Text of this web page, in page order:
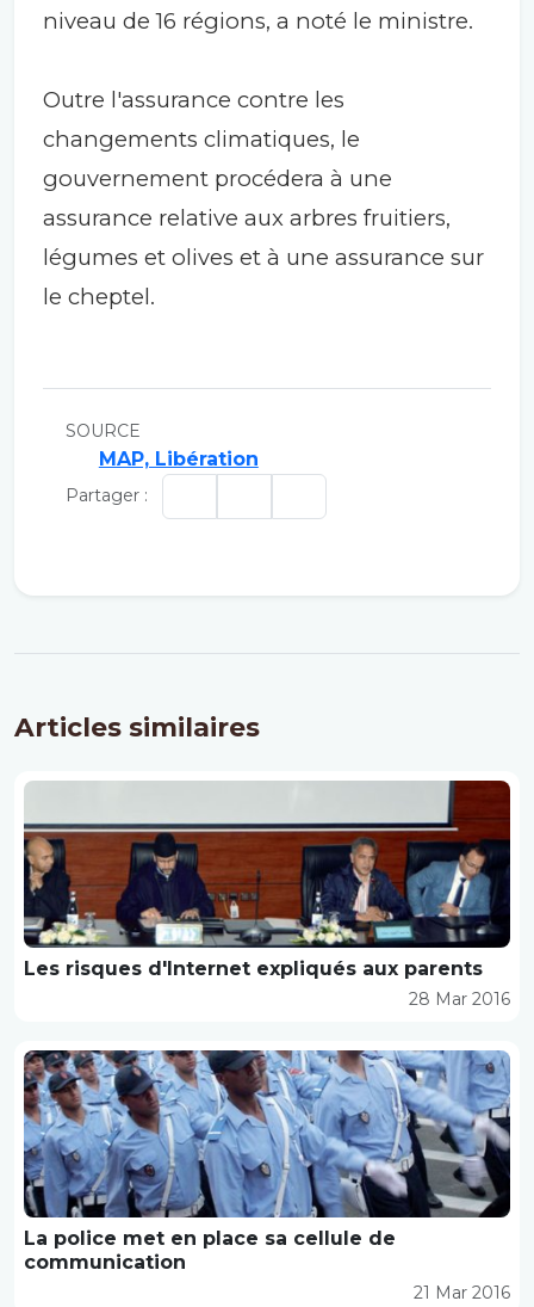
niveau de 16 régions, a noté le ministre.
Outre l'assurance contre les
changements climatiques, le
gouvernement procédera à une
assurance relative aux arbres fruitiers,
légumes et olives et à une assurance sur
le cheptel.
SOURCE
MAP, Libération
Partager :
Articles similaires
Les risques d'Internet expliqués aux parents
28 Mar 2016
La police met en place sa cellule de
communication
21 Mar 2016